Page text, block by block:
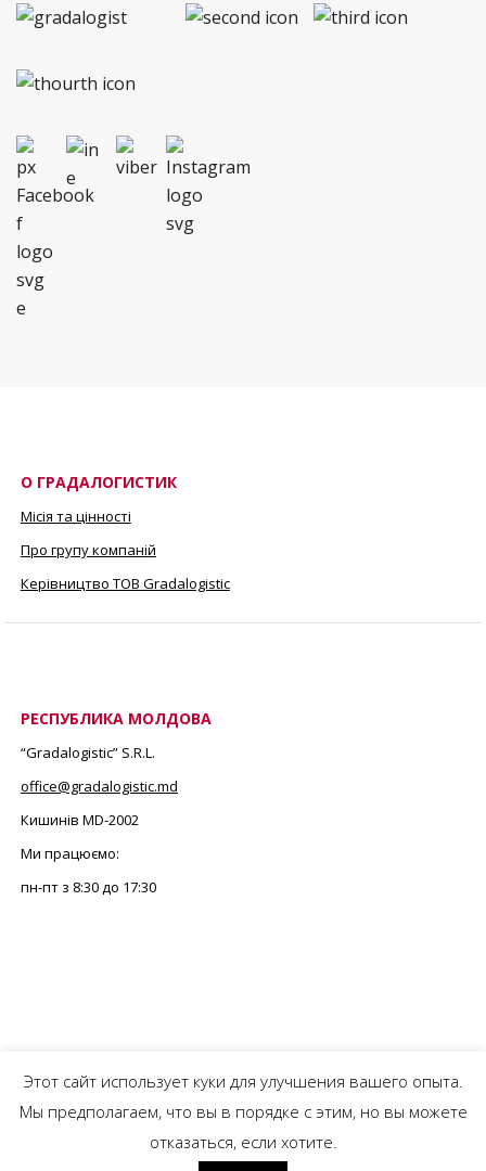
О ГРАДАЛОГИСТИК
Місія та цінності
Про групу компаній
Керівництво ТОВ Gradalogistic
РЕСПУБЛИКА МОЛДОВА
“Gradalogistic” S.R.L.
office@gradalogistic.md
Кишинів MD-2002
Ми працюємо:
пн-пт з 8:30 до 17:30
© 2019 Gradalogistic IM Gradalogistic Group SRL All Rights Reserved. Terms and
Conditions & Privacy Policy.
Этот сайт использует куки для улучшения вашего опыта.
Мы предполагаем, что вы в порядке с этим, но вы можете
отказаться, если хотите.